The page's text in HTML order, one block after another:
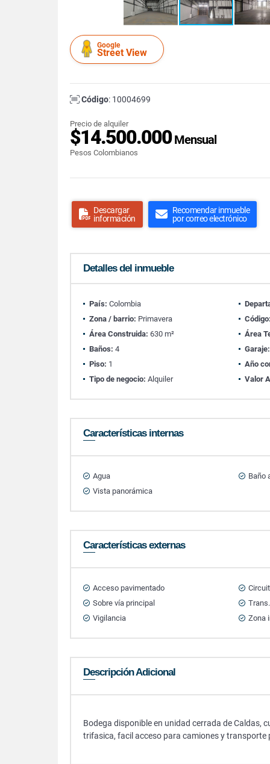
Google
Street View
Código: 10004699
Precio de alquiler
$14.500.000Mensual
Pesos Colombianos
Descargar
información
Recomendar inmueble
por correo electrónico
Detalles del inmueble
País: Colombia
Zona / barrio: Primavera Código:
Área Construida: 630 m² Área
Baños: 4 Garaje:
Piso: 1 Año
Tipo de negocio: Alquiler Valor
Características internas
Agua Baño
Vista panorámica
Características externas
Acceso pavimentado
Sobre vía principal
Vigilancia
Zona
Descripción Adicional
Bodega disponible en unidad cerrada de Caldas,
trifasica, facil acceso para camiones y transporte